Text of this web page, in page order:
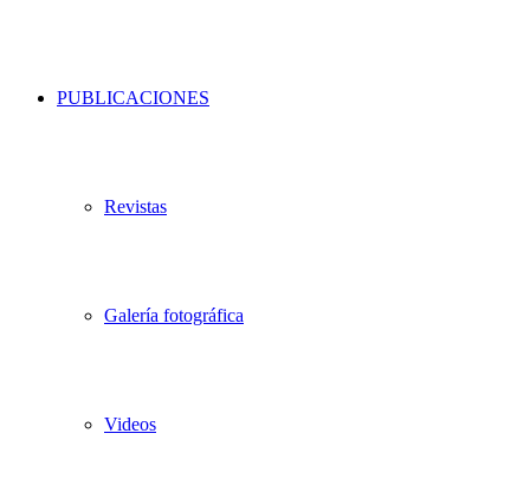
PUBLICACIONES
Revistas
Galería fotográfica
Videos